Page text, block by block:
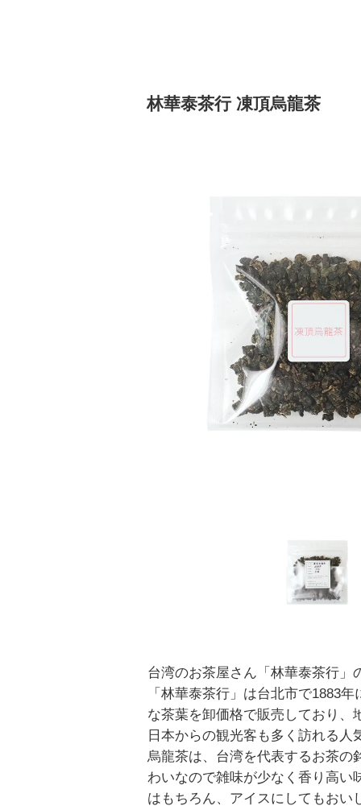
林華泰茶行 凍頂烏龍茶
台湾のお茶屋さん「林華泰茶行」
「林華泰茶行」は台北市で1883
な茶葉を卸価格で販売しており、
日本からの観光客も多く訪れる人
烏龍茶は、台湾を代表するお茶の
わいなので雑味が少なく香り高い
はもちろん、アイスにしてもおい